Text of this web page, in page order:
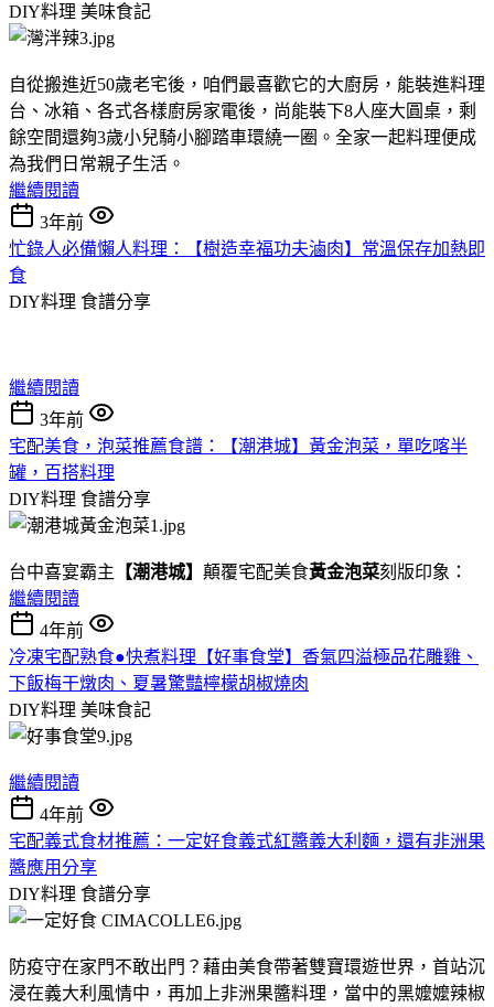
DIY料理 美味食記
自從搬進近50歲老宅後，咱們最喜歡它的大廚房，能裝進料理
台、冰箱、各式各樣廚房家電後，尚能裝下8人座大圓桌，剩
餘空間還夠3歲小兒騎小腳踏車環繞一圈。全家一起料理便成
為我們日常親子生活。
繼續閱讀
3年前
忙錄人必備懶人料理：【樹造幸福功夫滷肉】常溫保存加熱即
食
DIY料理 食譜分享
繼續閱讀
3年前
宅配美食，泡菜推薦食譜：【潮港城】黃金泡菜，單吃喀半
罐，百搭料理
DIY料理 食譜分享
台中喜宴霸主 【潮港城】 顛覆宅配美食黃金泡菜刻版印象：
繼續閱讀
4年前
冷凍宅配熟食●快煮料理【好事食堂】香氣四溢極品花雕雞、
下飯梅干燉肉、夏暑驚豔檸檬胡椒燒肉
DIY料理 美味食記
繼續閱讀
4年前
宅配義式食材推薦：一定好食義式紅醬義大利麵，還有非洲果
醬應用分享
DIY料理 食譜分享
防疫守在家門不敢出門？藉由美食帶著雙寶環遊世界，首站沉
浸在義大利風情中，再加上非洲果醬料理，當中的黑嬤嬤辣椒